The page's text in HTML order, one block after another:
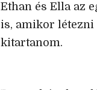
Ethan és Ella az
is, amikor létezni
kitartanom.